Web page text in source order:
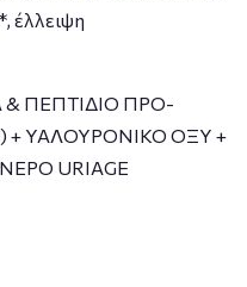
έλλειψη
& ΠΕΠΤΙΔΙΟ ΠΡΟ-
+ ΥΑΛΟΥΡΟΝΙΚΟ ΟΞΥ +
URIAGE